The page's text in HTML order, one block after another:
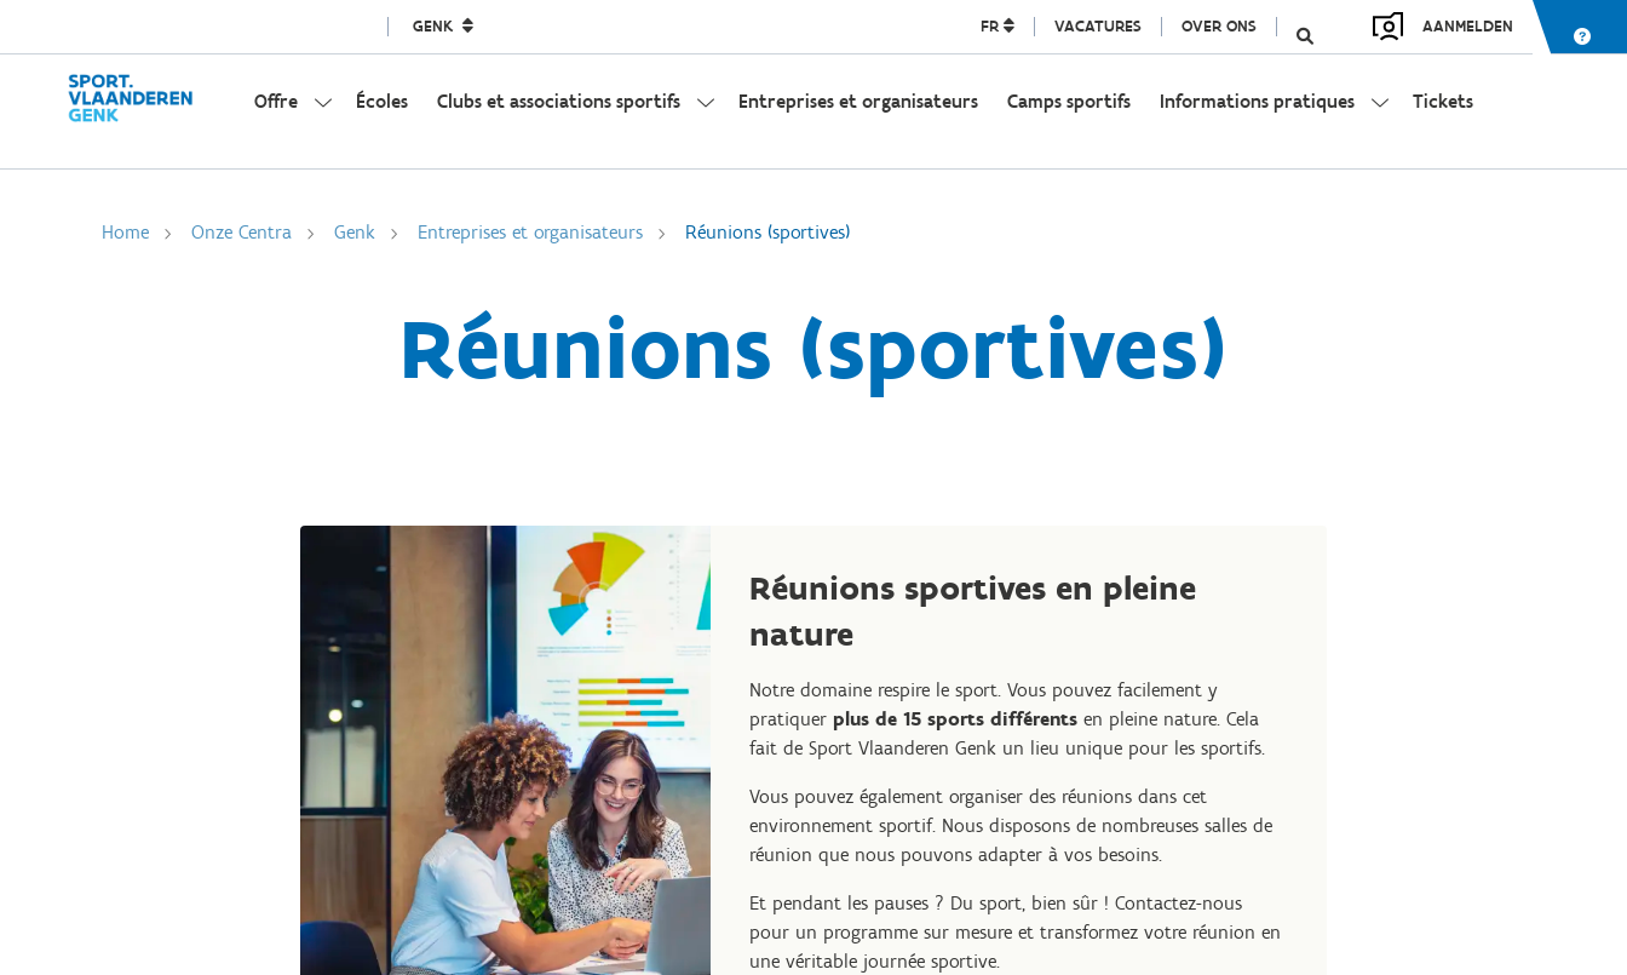
GENK FR VACATURES OVER ONS AANMELDEN
Offre Écoles Clubs et associations sportifs Entreprises et organisateurs Camps sportifs Informations pratiques Tickets
Home Onze Centra Genk Entreprises et organisateurs Réunions (sportives)
Réunions (sportives)
Réunions sportives en pleine
nature
Notre domaine respire le sport. Vous pouvez facilement y
pratiquer plus de 15 sports différents en pleine nature. Cela
fait de Sport Vlaanderen Genk un lieu unique pour les sportifs.
Vous pouvez également organiser des réunions dans cet
environnement sportif. Nous disposons de nombreuses salles de
réunion que nous pouvons adapter à vos besoins.
Et pendant les pauses ? Du sport, bien sûr ! Contactez-nous
pour un programme sur mesure et transformez votre réunion en
une véritable journée sportive.